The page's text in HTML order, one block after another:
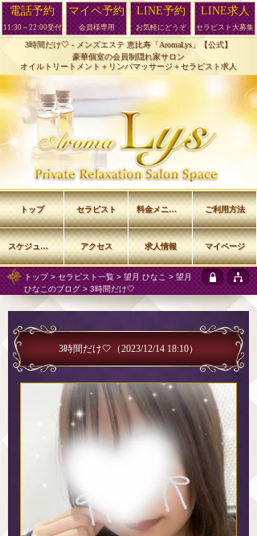
3時間だけ🤍 - メンズエステ 恵比寿「AromaLys」【公式】
豪華個室の会員制隠れ家サロン
オイルトリートメント＋リンパマッサージ＋セラピスト求人
トップ> セラピスト一覧 >望月 ひなこ > 望月
ひなこのブログ > 3時間だけ🤍
3時間だけ🤍 （2023/12/14 18:10）
トップ セラピスト 料金メニュー ご利用方法
スケジュール アクセス 求人情報 マイページ
電話予約
11:30～22:00受付
マイペ予約
会員様専用
LINE予約
お気軽にどうぞ
LINE求人
セラピスト大募集